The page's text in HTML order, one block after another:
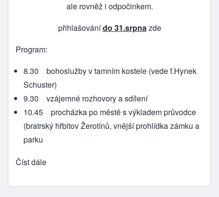
ale rovněž i odpočinkem.
přihlašovánído 31.srpnazde
Program:
8.30 bohoslužby v tamním kostele (vede f.Hynek
Schuster)
9.30 vzájemné rozhovory a sdílení
10.45 procházka po městě s výkladem průvodce
(bratrský hřbitov Žerotínů, vnější prohlídka zámku a
parku
Číst dále